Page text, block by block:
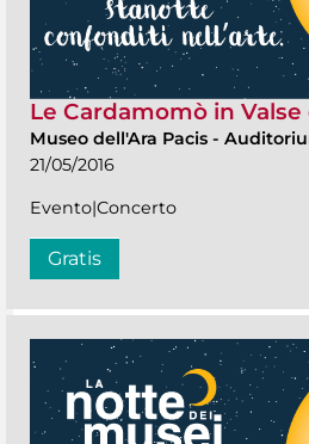
Le Cardamomò in
Museo dell'Ara Pacis -
21/05/2016
Evento|Concerto
Gratis